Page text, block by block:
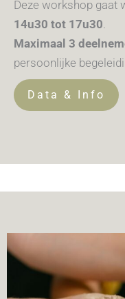
Deze workshop gaat
14u30 tot 17u30
Maximaal 3
persoonlijke
Data & Info